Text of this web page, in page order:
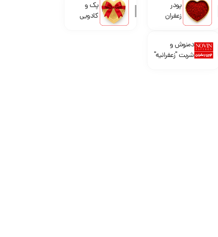
پودر
زعفران
پک و
کادویی
دمنوش و
شربت "زعفرانیه"